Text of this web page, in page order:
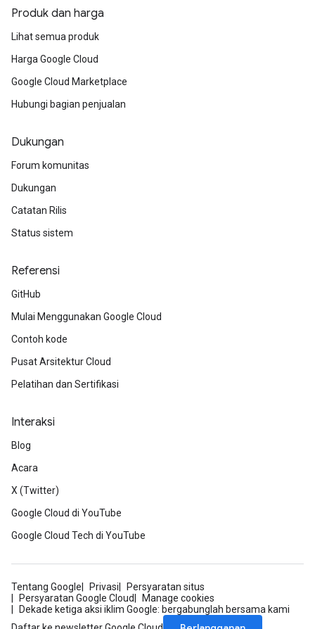
Produk dan harga
Lihat semua produk
Harga Google Cloud
Google Cloud Marketplace
Hubungi bagian penjualan
Dukungan
Forum komunitas
Dukungan
Catatan Rilis
Status sistem
Referensi
GitHub
Mulai Menggunakan Google Cloud
Contoh kode
Pusat Arsitektur Cloud
Pelatihan dan Sertifikasi
Interaksi
Blog
Acara
X (Twitter)
Google Cloud di YouTube
Google Cloud Tech di YouTube
Tentang Google Privasi
Persyaratan situs
Persyaratan Google Cloud
Manage cookies
Dekade ketiga aksi iklim Google: bergabunglah bersama kami